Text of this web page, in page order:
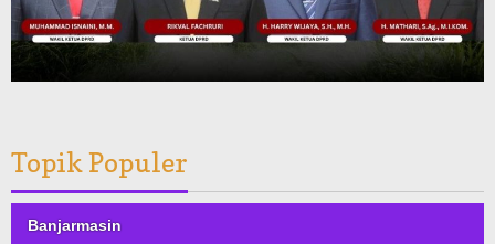
Topik Populer
Banjarmasin